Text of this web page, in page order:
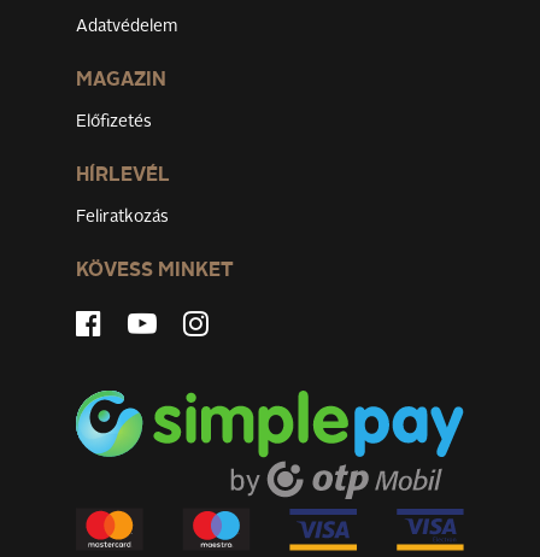
Adatvédelem
MAGAZIN
Előfizetés
HÍRLEVÉL
Feliratkozás
KÖVESS MINKET